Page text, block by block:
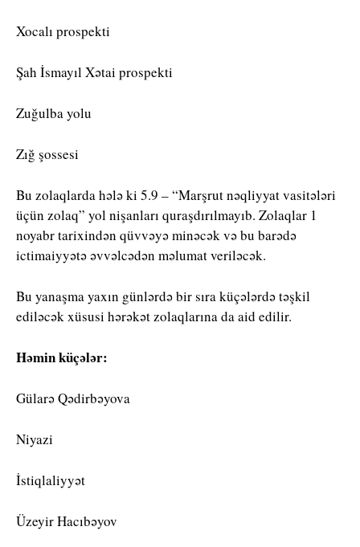
Xocalı prospekti
Şah İsmayıl Xətai prospekti
Zuğulba yolu
Zığ şossesi
Bu zolaqlarda hələ ki 5.9 – “Marşrut nəqliyyat vasitələri
üçün zolaq” yol nişanları quraşdırılmayıb. Zolaqlar 1
noyabr tarixindən qüvvəyə minəcək və bu barədə
ictimaiyyətə əvvəlcədən məlumat veriləcək.
Bu yanaşma yaxın günlərdə bir sıra küçələrdə təşkil
ediləcək xüsusi hərəkət zolaqlarına da aid edilir.
Həmin küçələr:
Gülarə Qədirbəyova
Niyazi
İstiqlaliyyət
Üzeyir Hacıbəyov